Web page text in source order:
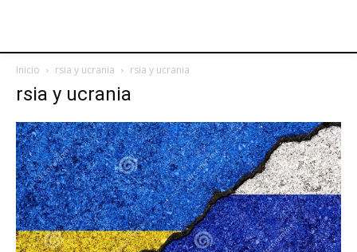
Inicio rsia y ucrania rsia y ucrania
rsia y ucrania